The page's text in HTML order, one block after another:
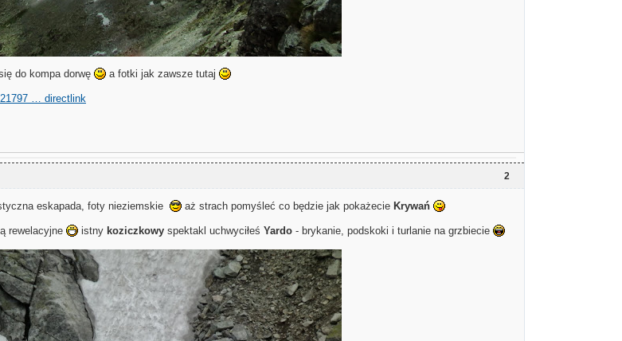
do kompa dorwę a fotki jak zawsze tutaj
… directlink
2
eskapada, foty nieziemskie aż strach pomyśleć co będzie jak pokażecie Krywań
rewelacyjne istny koziczkowy spektakl uchwyciłeś Yardo - brykanie, podskoki i turlanie na grzbiecie